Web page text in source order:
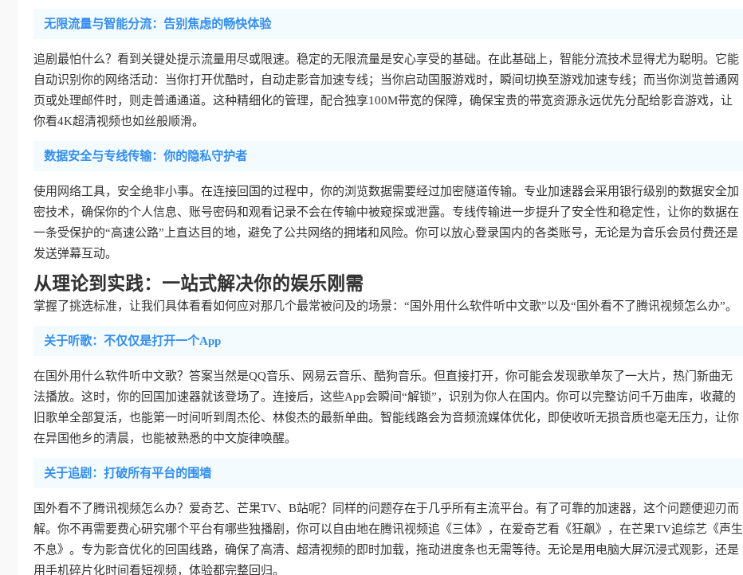
无限流量与智能分流：告别焦虑的畅快体验
追剧最怕什么？看到关键处提示流量用尽或限速。稳定的无限流量是安心享受的基础。在此基础上，智能分流技术显得尤为聪明。它能
自动识别你的网络活动：当你打开优酷时，自动走影音加速专线；当你启动国服游戏时，瞬间切换至游戏加速专线；而当你浏览普通网
页或处理邮件时，则走普通通道。这种精细化的管理，配合独享100M带宽的保障，确保宝贵的带宽资源永远优先分配给影音游戏，让
你看4K超清视频也如丝般顺滑。
数据安全与专线传输：你的隐私守护者
使用网络工具，安全绝非小事。在连接回国的过程中，你的浏览数据需要经过加密隧道传输。专业加速器会采用银行级别的数据安全加
密技术，确保你的个人信息、账号密码和观看记录不会在传输中被窥探或泄露。专线传输进一步提升了安全性和稳定性，让你的数据在
一条受保护的“高速公路”上直达目的地，避免了公共网络的拥堵和风险。你可以放心登录国内的各类账号，无论是为音乐会员付费还是
发送弹幕互动。
从理论到实践：一站式解决你的娱乐刚需
掌握了挑选标准，让我们具体看看如何应对那几个最常被问及的场景：“国外用什么软件听中文歌”以及“国外看不了腾讯视频怎么办”。
关于听歌：不仅仅是打开一个App
在国外用什么软件听中文歌？答案当然是QQ音乐、网易云音乐、酷狗音乐。但直接打开，你可能会发现歌单灰了一大片，热门新曲无
法播放。这时，你的回国加速器就该登场了。连接后，这些App会瞬间“解锁”，识别为你人在国内。你可以完整访问千万曲库，收藏的
旧歌单全部复活，也能第一时间听到周杰伦、林俊杰的最新单曲。智能线路会为音频流媒体优化，即使收听无损音质也毫无压力，让你
在异国他乡的清晨，也能被熟悉的中文旋律唤醒。
关于追剧：打破所有平台的围墙
国外看不了腾讯视频怎么办？爱奇艺、芒果TV、B站呢？同样的问题存在于几乎所有主流平台。有了可靠的加速器，这个问题便迎刃而
解。你不再需要费心研究哪个平台有哪些独播剧，你可以自由地在腾讯视频追《三体》，在爱奇艺看《狂飙》，在芒果TV追综艺《声生
不息》。专为影音优化的回国线路，确保了高清、超清视频的即时加载，拖动进度条也无需等待。无论是用电脑大屏沉浸式观影，还是
用手机碎片化时间看短视频，体验都完整回归。